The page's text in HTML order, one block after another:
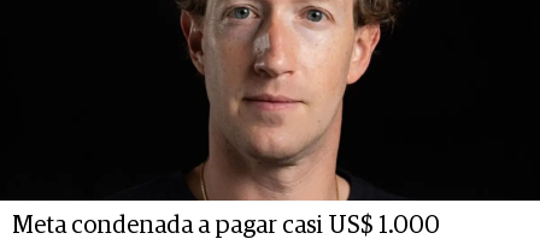
Meta condenada a pagar casi US$ 1.000